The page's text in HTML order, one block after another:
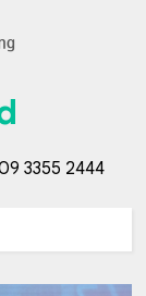
3355 2444